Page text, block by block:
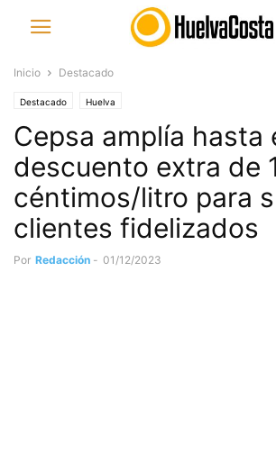
Inicio Destacado
Destacado Huelva
Cepsa amplía hasta
descuento extra de
céntimos/litro para
clientes fidelizados
Por Redacción - 01/12/2023